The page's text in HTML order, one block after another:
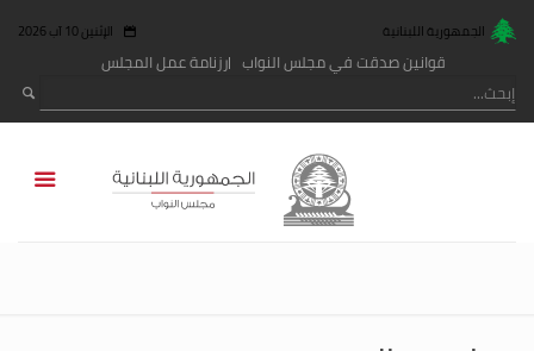
الجمهورية اللبنانية الإثنين 10 آب 2026
قوانين صدقت في مجلس النواب رزنامة عمل المجلس